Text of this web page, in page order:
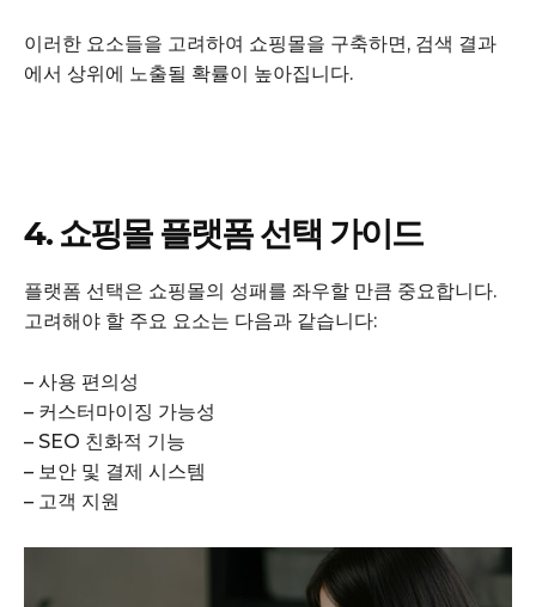
이러한 요소들을 고려하여 쇼핑몰을 구축하면, 검색 결과
에서 상위에 노출될 확률이 높아집니다.
4. 쇼핑몰 플랫폼 선택 가이드
플랫폼 선택은 쇼핑몰의 성패를 좌우할 만큼 중요합니다.
고려해야 할 주요 요소는 다음과 같습니다:
– 사용 편의성
– 커스터마이징 가능성
– SEO 친화적 기능
– 보안 및 결제 시스템
– 고객 지원